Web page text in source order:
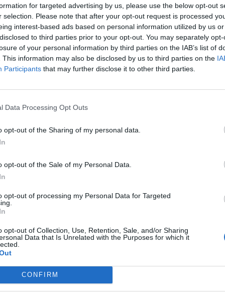
for targeted advertising by us, please use the below opt-out
selection. Please note that after your opt-out request is processed
interest-based ads based on personal information utilized by us
to third parties prior to your opt-out. You may separately
of your personal information by third parties on the IAB’s list of
This information may also be disclosed by us to third parties on the
Participants that may further disclose it to other third parties.
Data Processing Opt Outs
opt-out of the Sharing of my personal data.
opt-out of the Sale of my Personal Data.
opt-out of processing my Personal Data for Targeted
opt-out of Collection, Use, Retention, Sale, and/or Sharing
Data that Is Unrelated with the Purposes for which it
CONFIRM
poszukiwania gada, którego rozmiar szacuje się na sześć
RÓWNIEŻ:
3600 zł miesięcznie zamiast 800+. Nowa propozycja dla
dzieci do 3. roku życia
2026 19:29